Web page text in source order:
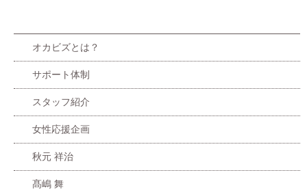
オカビズとは？
サポート体制
スタッフ紹介
女性応援企画
秋元 祥治
髙嶋 舞